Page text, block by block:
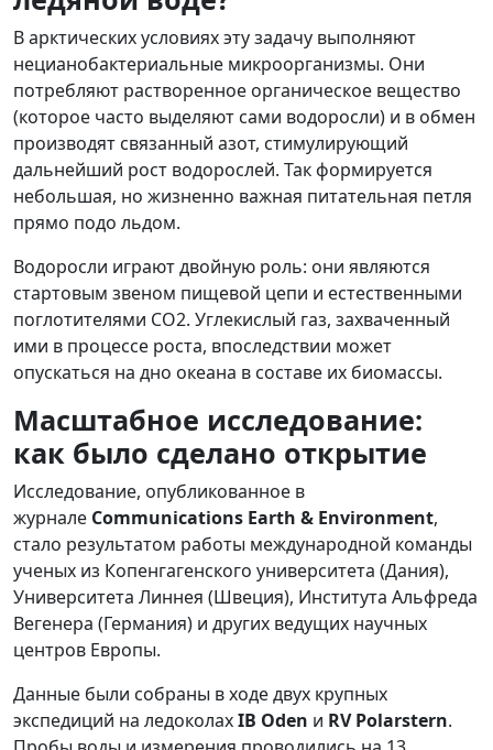
В арктических условиях эту задачу выполняют
нецианобактериальные микроорганизмы. Они
потребляют растворенное органическое вещество
(которое часто выделяют сами водоросли) и в обмен
производят связанный азот, стимулирующий
дальнейший рост водорослей. Так формируется
небольшая, но жизненно важная питательная петля
прямо подо льдом.
Водоросли играют двойную роль: они являются
стартовым звеном пищевой цепи и естественными
поглотителями CO2. Углекислый газ, захваченный
ими в процессе роста, впоследствии может
опускаться на дно океана в составе их биомассы.
Масштабное исследование:
как было сделано открытие
Исследование, опубликованное в
журнале Communications Earth & Environment,
стало результатом работы международной команды
ученых из Копенгагенского университета (Дания),
Университета Линнея (Швеция), Института Альфреда
Вегенера (Германия) и других ведущих научных
центров Европы.
Данные были собраны в ходе двух крупных
экспедиций на ледоколахIB Oden и RV Polarstern.